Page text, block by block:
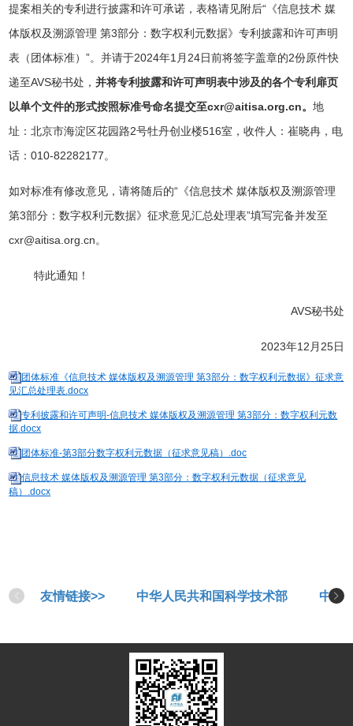
提案相关的专利进行披露和许可承诺，表格请见附后“《信息技术 媒
体版权及溯源管理 第3部分：数字权利元数据》专利披露和许可声明
表（团体标准）”。并请于2024年1月24日前将签字盖章的2份原件快
递至AVS秘书处，并将专利披露和许可声明表中涉及的各个专利扉页
以单个文件的形式按照标准号命名提交至cxr@aitisa.org.cn。地
址：北京市海淀区花园路2号牡丹创业楼516室，收件人：崔晓冉，电
话：010-82282177。
如对标准有修改意见，请将随后的“《信息技术 媒体版权及溯源管理
第3部分：数字权利元数据》征求意见汇总处理表”填写完备并发至
cxr@aitisa.org.cn。
特此通知！
AVS秘书处
2023年12月25日
团体标准《信息技术 媒体版权及溯源管理 第3部分：数字权利元数据》征求意
见汇总处理表.docx
专利披露和许可声明-信息技术 媒体版权及溯源管理 第3部分：数字权利元数
据.docx
团体标准-第3部分数字权利元数据（征求意见稿）.doc
信息技术 媒体版权及溯源管理 第3部分：数字权利元数据（征求意见
稿）.docx
友情链接>> 中华人民共和国科学技术部 中华